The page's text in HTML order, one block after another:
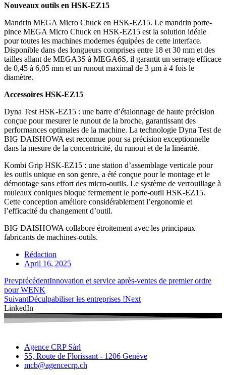
Nouveaux outils en HSK-EZ15
Mandrin MEGA Micro Chuck en HSK-EZ15. Le mandrin porte-
pince MEGA Micro Chuck en HSK-EZ15 est la solution idéale
pour toutes les machines modernes équipées de cette interface.
Disponible dans des longueurs comprises entre 18 et 30 mm et des
tailles allant de MEGA3S à MEGA6S, il garantit un serrage efficace
de 0,45 à 6,05 mm et un runout maximal de 3 µm à 4 fois le
diamètre.
Accessoires HSK-EZ15
Dyna Test HSK-EZ15 : une barre d’étalonnage de haute précision
conçue pour mesurer le runout de la broche, garantissant des
performances optimales de la machine. La technologie Dyna Test de
BIG DAISHOWA est reconnue pour sa précision exceptionnelle
dans la mesure de la concentricité, du runout et de la linéarité.
Kombi Grip HSK-EZ15 : une station d’assemblage verticale pour
les outils unique en son genre, a été conçue pour le montage et le
démontage sans effort des micro-outils. Le système de verrouillage à
rouleaux coniques bloque fermement le porte-outil HSK-EZ15.
Cette conception améliore considérablement l’ergonomie et
l’efficacité du changement d’outil.
BIG DAISHOWA collabore étroitement avec les principaux
fabricants de machines-outils.
Rédaction
April 16, 2025
PrevprécédentInnovation et service après-ventes de premier ordre
pour WENK
SuivantDéculpabiliser les entreprises !Next
LinkedIn
Agence CRP Sàrl
55, Route de Florissant - 1206 Genève
mcb@agencecrp.ch